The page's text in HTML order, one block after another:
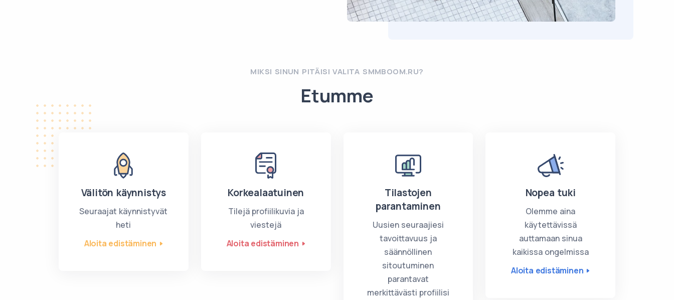
MIKSI SINUN PITÄISI VALITA SMMBOOM.RU?
Etumme
Välitön käynnistys
Seuraajat käynnistyvät
heti
Aloita edistäminen
Korkealaatuinen
Tilejä profiilikuvia ja
viestejä
Aloita edistäminen
Tilastojen
parantaminen
Uusien seuraajiesi
tavoittavuus ja
säännöllinen
sitoutuminen
parantavat
merkittävästi profiilisi
Nopea tuki
Olemme aina
käytettävissä
auttamaan sinua
kaikissa ongelmissa
Aloita edistäminen